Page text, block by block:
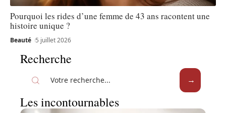
Pourquoi les rides d’une femme de 43 ans racontent une
histoire unique ?
Beauté 5 juillet 2026
Recherche
Les incontournables